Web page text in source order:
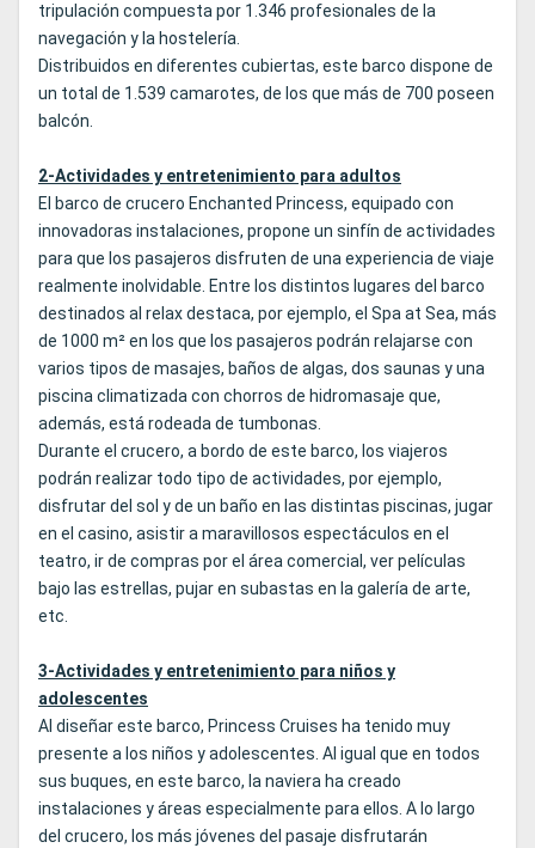
tripulación compuesta por 1.346 profesionales de la
navegación y la hostelería.
Distribuidos en diferentes cubiertas, este barco dispone de
un total de 1.539 camarotes, de los que más de 700 poseen
balcón.
2-Actividades y entretenimiento para adultos
El barco de crucero Enchanted Princess, equipado con
innovadoras instalaciones, propone un sinfín de actividades
para que los pasajeros disfruten de una experiencia de viaje
realmente inolvidable. Entre los distintos lugares del barco
destinados al relax destaca, por ejemplo, el Spa at Sea, más
de 1000 m² en los que los pasajeros podrán relajarse con
varios tipos de masajes, baños de algas, dos saunas y una
piscina climatizada con chorros de hidromasaje que,
además, está rodeada de tumbonas.
Durante el crucero, a bordo de este barco, los viajeros
podrán realizar todo tipo de actividades, por ejemplo,
disfrutar del sol y de un baño en las distintas piscinas, jugar
en el casino, asistir a maravillosos espectáculos en el
teatro, ir de compras por el área comercial, ver películas
bajo las estrellas, pujar en subastas en la galería de arte,
etc.
3-Actividades y entretenimiento para niños y
adolescentes
Al diseñar este barco, Princess Cruises ha tenido muy
presente a los niños y adolescentes. Al igual que en todos
sus buques, en este barco, la naviera ha creado
instalaciones y áreas especialmente para ellos. A lo largo
del crucero, los más jóvenes del pasaje disfrutarán